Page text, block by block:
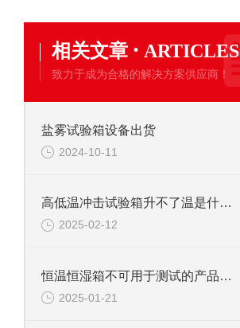
相关文章 · ARTICLES
致力于成为合格的解决方案供应商！
盐雾试验箱设备出货
2024-10-11
高低温冲击试验箱升不了温是什么问题？
2025-02-12
恒温恒湿箱不可用于测试的产品详解
2025-01-21